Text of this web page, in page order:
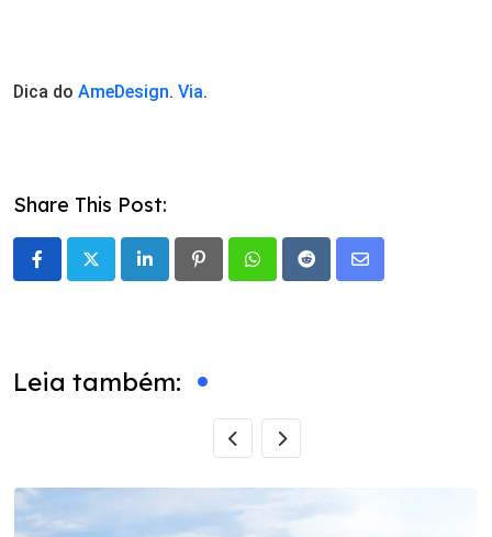
Dica do AmeDesign. Via.
Share This Post:
LinkedIn PinterestWhatsappRedditShare
Leia também: